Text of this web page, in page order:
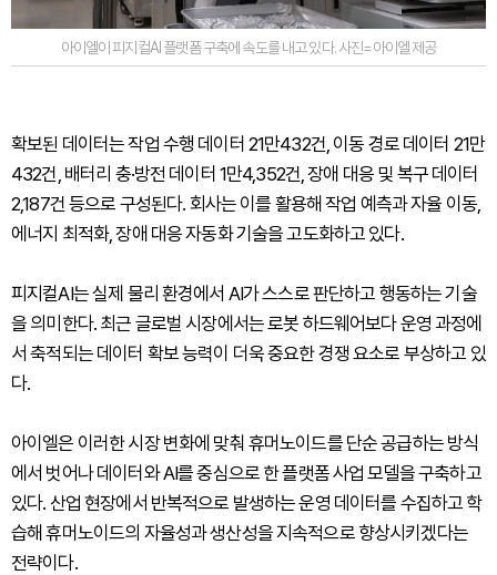
아이엘이 피지컬AI 플랫폼 구축에 속도를 내고 있다. 사진=아이엘 제공
확보된 데이터는 작업 수행 데이터 21만432건, 이동 경로 데이터 21만
432건, 배터리 충·방전 데이터 1만4,352건, 장애 대응 및 복구 데이터
2,187건 등으로 구성된다. 회사는 이를 활용해 작업 예측과 자율 이동,
에너지 최적화, 장애 대응 자동화 기술을 고도화하고 있다.
피지컬AI는 실제 물리 환경에서 AI가 스스로 판단하고 행동하는 기술
을 의미한다. 최근 글로벌 시장에서는 로봇 하드웨어보다 운영 과정에
서 축적되는 데이터 확보 능력이 더욱 중요한 경쟁 요소로 부상하고 있
다.
아이엘은 이러한 시장 변화에 맞춰 휴머노이드를 단순 공급하는 방식
에서 벗어나 데이터와 AI를 중심으로 한 플랫폼 사업 모델을 구축하고
있다. 산업 현장에서 반복적으로 발생하는 운영 데이터를 수집하고 학
습해 휴머노이드의 자율성과 생산성을 지속적으로 향상시키겠다는
전략이다.